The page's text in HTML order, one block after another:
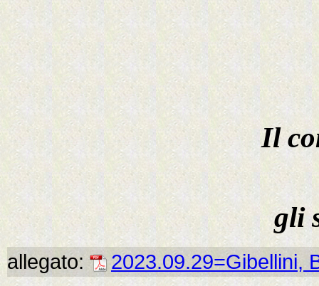
Il
gli
allegato: 2023.09.29=Gibellini,